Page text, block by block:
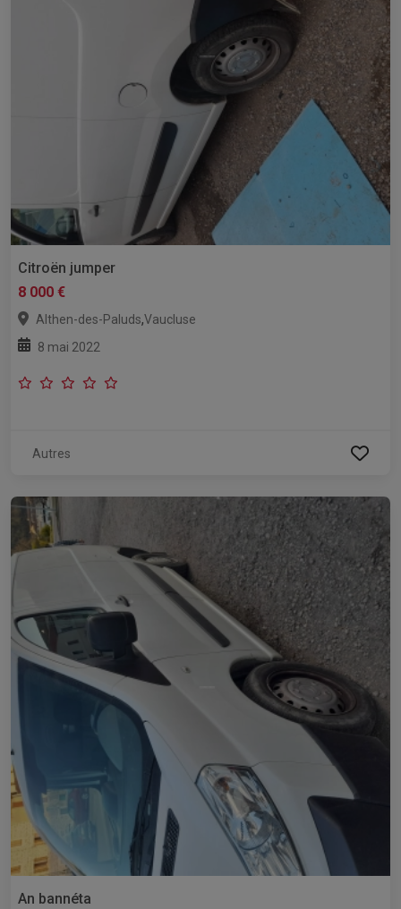
Citroën jumper
8 000 €
Althen-des-Paluds,Vaucluse
8 mai 2022
Autres
An bannéta